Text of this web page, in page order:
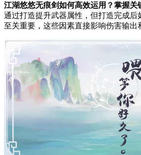
江湖悠悠无痕剑如何高效运用？掌握关
通过打造提升武器属性，但打造完成
至关重要，这些因素直接影响伤害输出